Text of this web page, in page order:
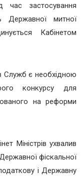
час застосування
Державної митної
Кабінетом
Служб є необхідною
конкурсу для
на реформи
Міністрів ухвалив
фіскальної
і Державну